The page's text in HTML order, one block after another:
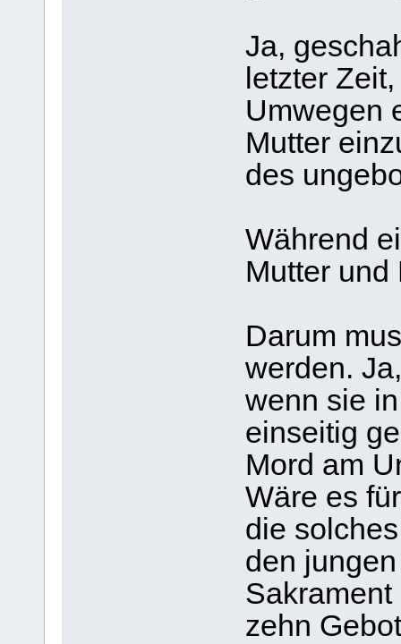
Ja,
letzter
Umwegen
Mutter
des
Während
Mutter und
Darum
werden.
wenn sie
einseitig
Mord am
Wäre es
die
den
zehn